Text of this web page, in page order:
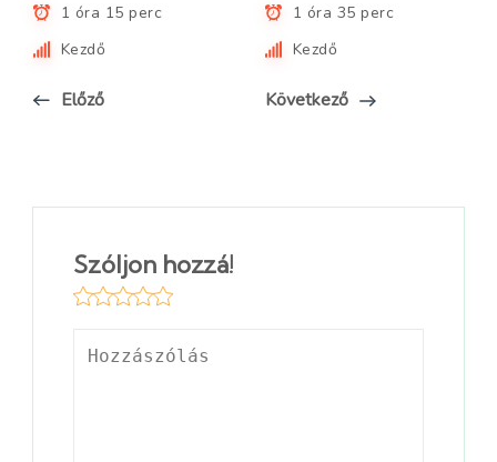
1 óra 15 perc
Kezdő
Előző
1 óra 35 perc
Kezdő
Következő
Szóljon hozzá!